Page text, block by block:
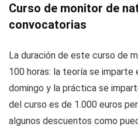
Curso de monitor de
convocatorias
La duración de este curso de
100 horas: la teoría se imparte
domingo y la práctica se
del curso es de 1.000 euros
algunos descuentos como